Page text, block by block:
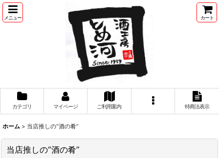
メニュー カート
カテゴリ マイページ ご利用案内 特商法表示
ホーム > 当店推しの“酒の肴”
当店推しの“酒の肴”